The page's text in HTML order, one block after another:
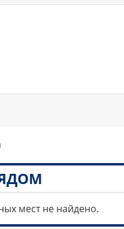
мест не найдено.